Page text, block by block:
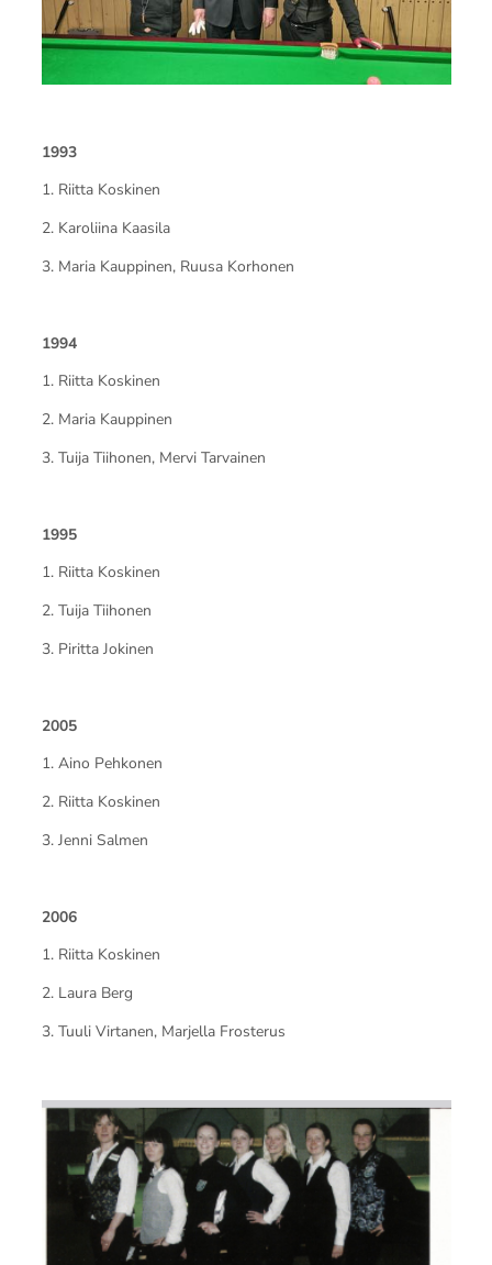
1993
1. Riitta Koskinen
2. Karoliina Kaasila
3. Maria Kauppinen, Ruusa Korhonen
1994
1. Riitta Koskinen
2. Maria Kauppinen
3. Tuija Tiihonen, Mervi Tarvainen
1995
1. Riitta Koskinen
2. Tuija Tiihonen
3. Piritta Jokinen
2005
1. Aino Pehkonen
2. Riitta Koskinen
3. Jenni Salmen
2006
1. Riitta Koskinen
2. Laura Berg
3. Tuuli Virtanen, Marjella Frosterus